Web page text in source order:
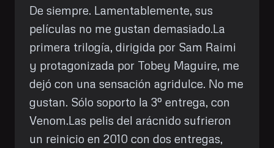
De siempre. Lamentablemente, sus
películas no me gustan demasiado.La
primera trilogía, dirigida por Sam Raimi
y protagonizada por Tobey Maguire, me
dejó con una sensación agridulce. No me
gustan. Sólo soporto la 3º entrega, con
Venom.Las pelis del arácnido sufrieron
un reinicio en 2010 con dos entregas,